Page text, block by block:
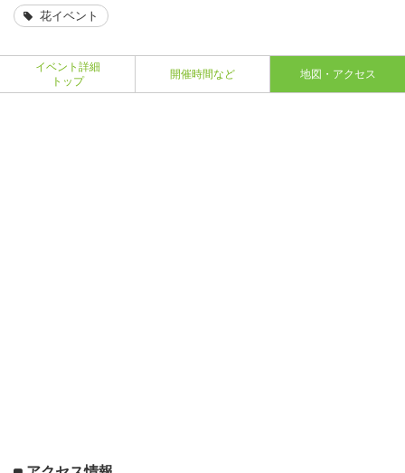
花イベント
イベント詳細
トップ
開催時間など 地図・アクセス